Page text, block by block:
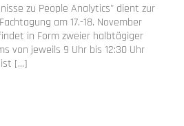
zu People Analytics" dient zur
am 17.-18. November
in Form zweier halbtägiger
von jeweils 9 Uhr bis 12:30 Uhr
[...]